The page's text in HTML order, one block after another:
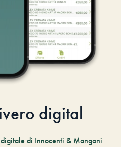
digital
di Innocenti & Mangoni